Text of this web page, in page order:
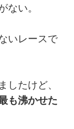
ない。
いレースで
したけど、
も沸かせた